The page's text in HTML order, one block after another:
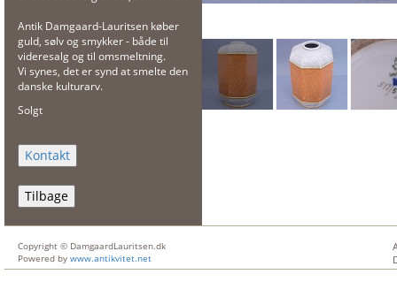
Antik Damgaard-Lauritsen køber
guld, sølv og smykker - både til
videresalg og til omsmeltning.
Vi synes, det er synd at smelte den
danske kulturarv.
Solgt
Tilbage
Copyright © DamgaardLauritsen.dk
Powered by www.antikvitet.net